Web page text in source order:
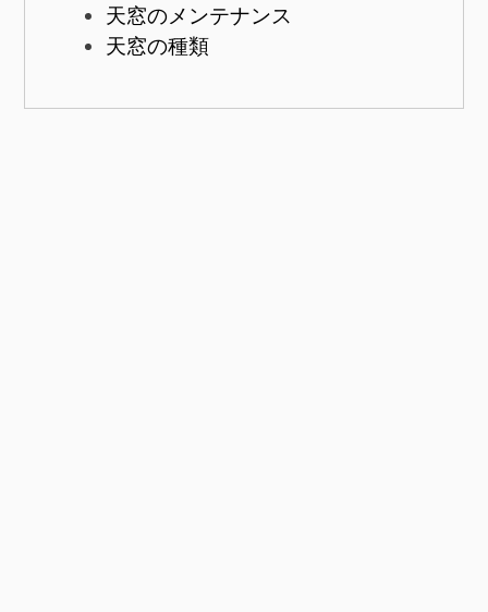
天窓のメンテナンス
天窓の種類